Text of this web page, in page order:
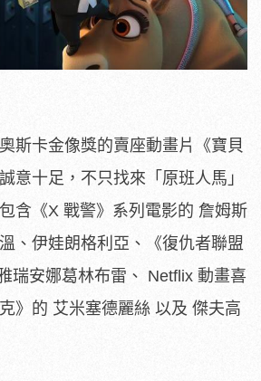
斯卡金像獎的賣座動畫片《寶貝
意十足，不只找來「原班人馬」
含《X 戰警》系列電影的 詹姆斯
、伊娃朗格利亞、《復仇者聯盟
瑞安娜葛林布雷、 Netflix 動畫喜
》的 艾米塞德麗絲 以及 傑夫高